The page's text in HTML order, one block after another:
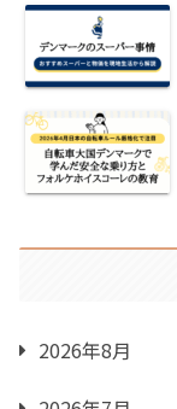
2026年8月